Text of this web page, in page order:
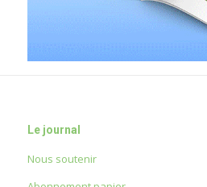
Le journal
Nous soutenir